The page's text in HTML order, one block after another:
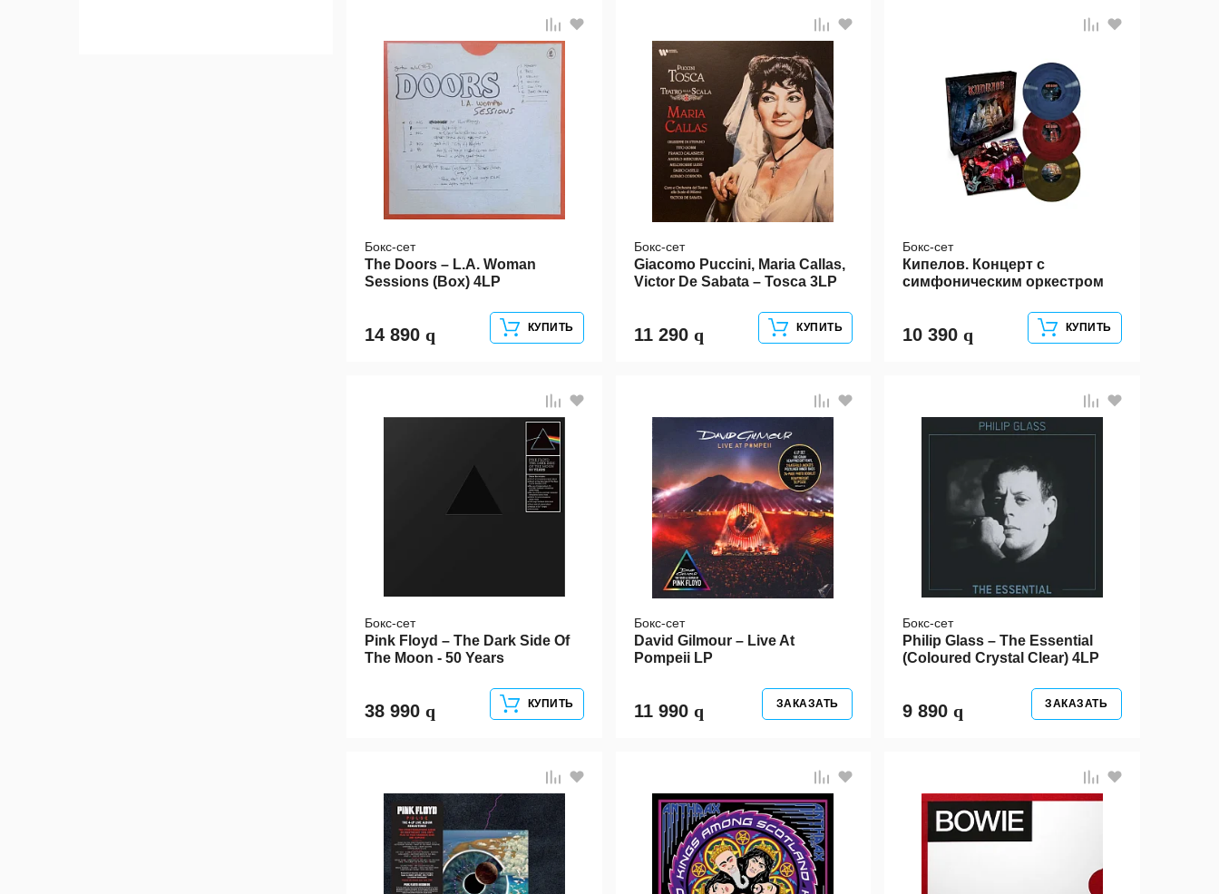
Бокс-сет
The Doors – L.A. Woman
Sessions (Box) 4LP
14 890 КУПИТЬ
Бокс-сет
Giacomo Puccini, Maria Callas,
Victor De Sabata – Tosca 3LP
11 290 КУПИТЬ
Бокс-сет
Кипелов. Концерт с
симфоническим оркестром
10 390 КУПИТЬ
Бокс-сет
Pink Floyd – The Dark Side Of
The Moon - 50 Years
38 990 КУПИТЬ
Бокс-сет
David Gilmour – Live At
Pompeii LP
11 990 ЗАКАЗАТЬ
Бокс-сет
Philip Glass – The Essential
(Coloured Crystal Clear) 4LP
9 890 ЗАКАЗАТЬ